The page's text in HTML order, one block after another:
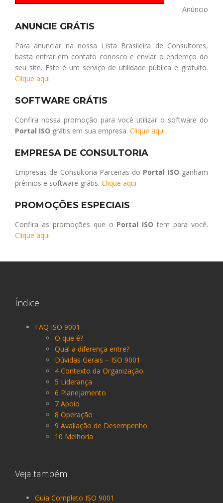
Anúncio
ANUNCIE GRÁTIS
Para anunciar na nossa Lista Brasileira de Consultores,
basta entrar em contato conosco e enviar o endereço do
seu site. Este é um serviço de utilidade pública e gratuito.
Clique aqui
SOFTWARE GRÁTIS
Confira nossa promoção para você utilizar o software do
Portal ISO grátis em sua empresa. Clique aqui
EMPRESA DE CONSULTORIA
Empresas de Consultoria Parceiras do Portal ISO ganham
prêmios e software grátis. Clique aqui
PROMOÇÕES ESPECIAIS
Confira as promoções que o Portal ISO tem para você.
Clique aqui
Índice
FAQ ISO 9001
O que é?
Qual a diferença entre?
Dúvidas Gerais – ISO 9001
4 Contexto da Organização
5 Liderança
6 Planejamento
7 Apoio
8 Operação
9 Avaliação de Desempenho
10 Melhoria
Veja também
Guia Completo ISO 9001